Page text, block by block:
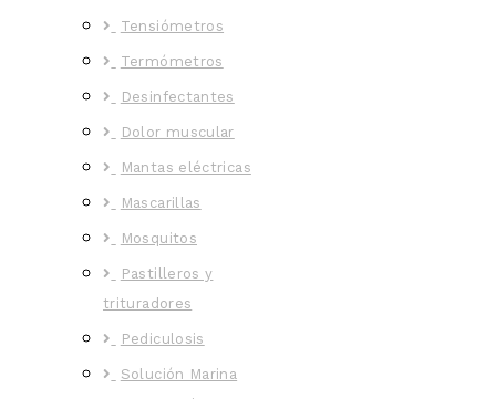
Tensiómetros
Termómetros
Desinfectantes
Dolor muscular
Mantas eléctricas
Mascarillas
Mosquitos
Pastilleros y
trituradores
Pediculosis
Solución Marina